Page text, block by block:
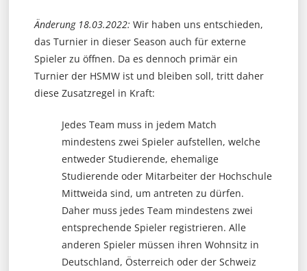
Änderung 18.03.2022: Wir haben uns entschieden,
das Turnier in dieser Season auch für externe
Spieler zu öffnen. Da es dennoch primär ein
Turnier der HSMW ist und bleiben soll, tritt daher
diese Zusatzregel in Kraft:
Jedes Team muss in jedem Match
mindestens zwei Spieler aufstellen, welche
entweder Studierende, ehemalige
Studierende oder Mitarbeiter der Hochschule
Mittweida sind, um antreten zu dürfen.
Daher muss jedes Team mindestens zwei
entsprechende Spieler registrieren. Alle
anderen Spieler müssen ihren Wohnsitz in
Deutschland, Österreich oder der Schweiz